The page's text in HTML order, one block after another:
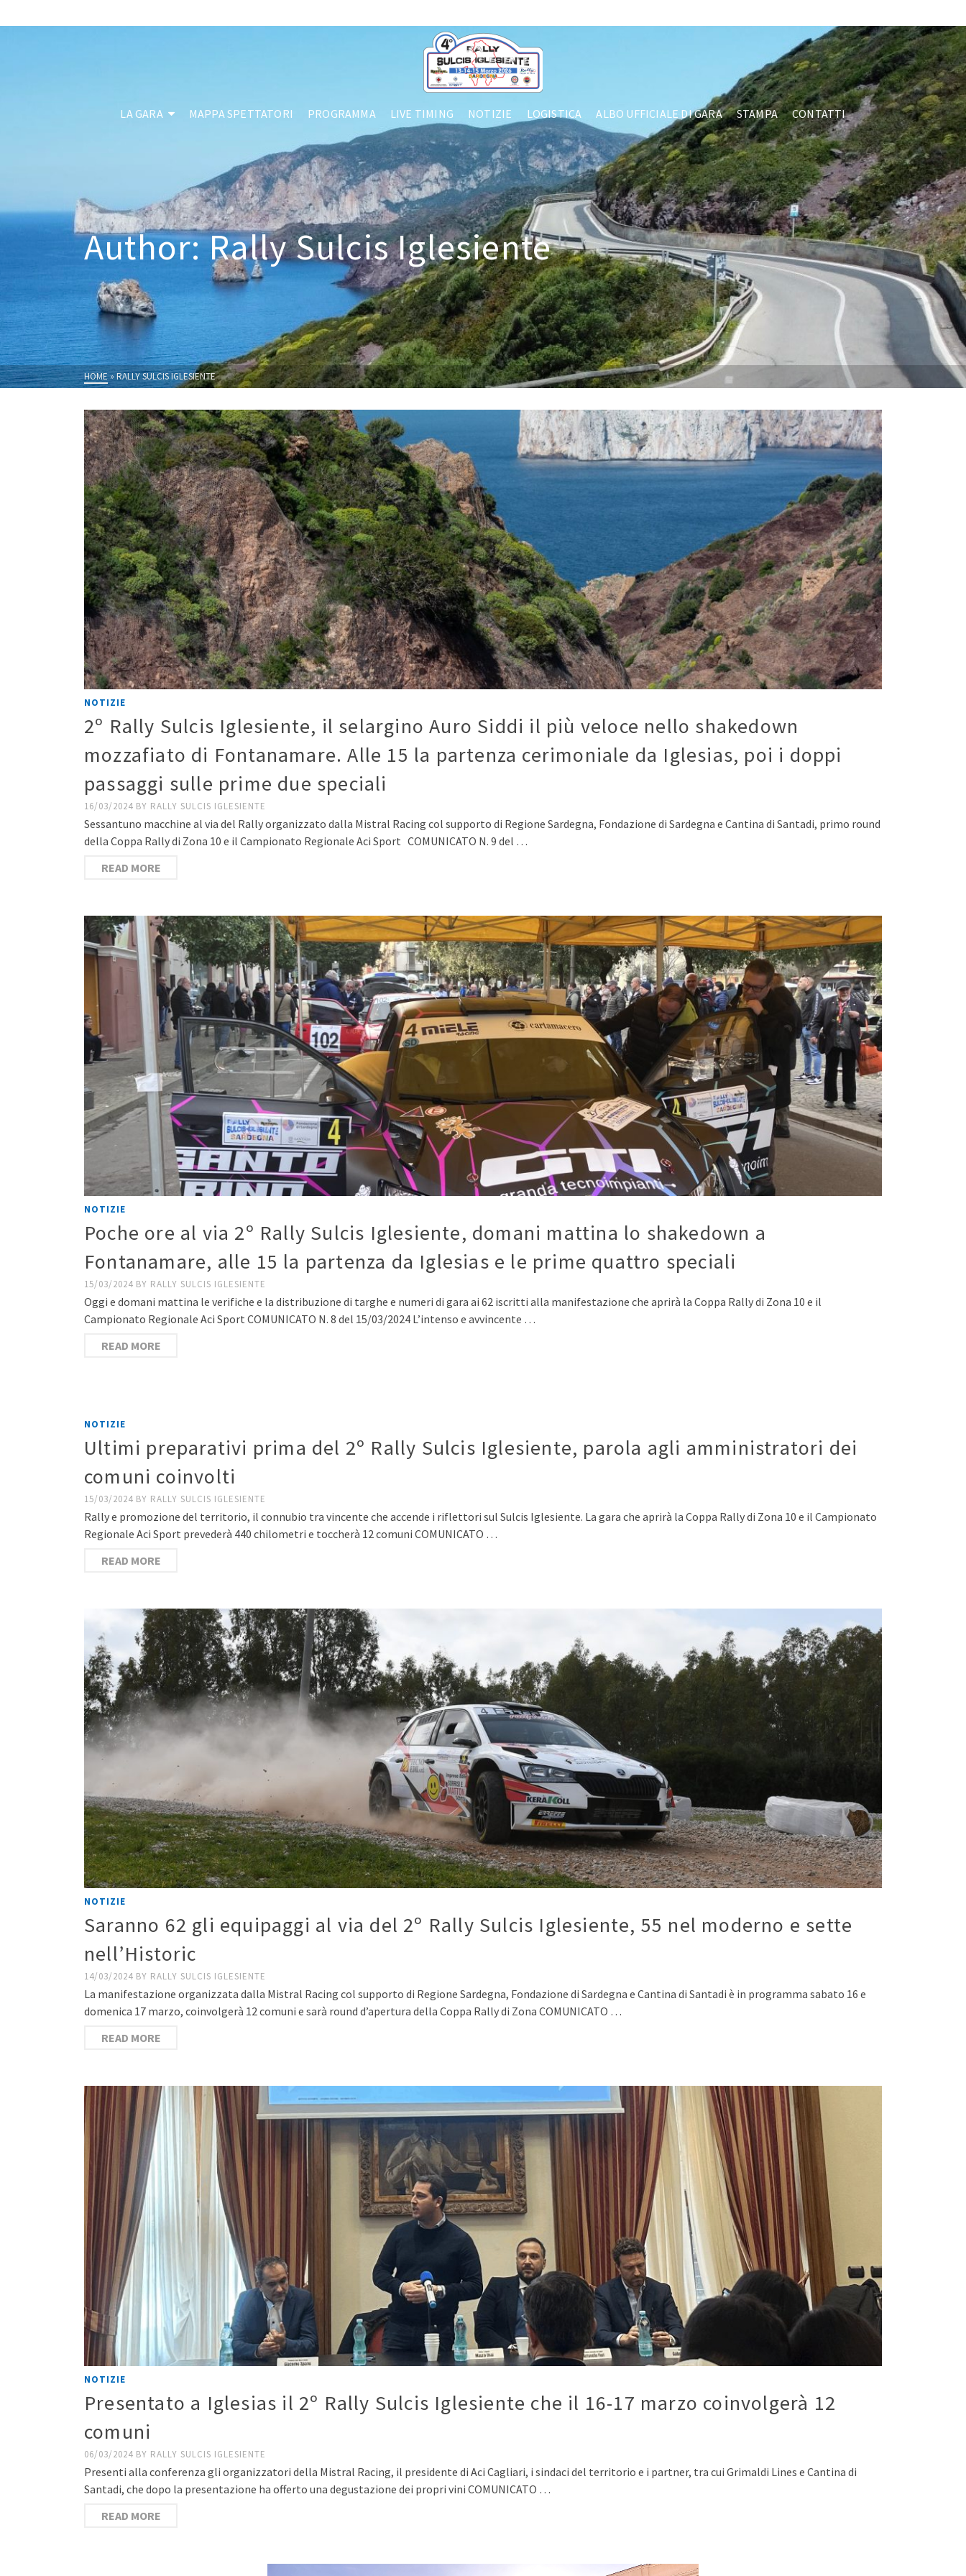
LA GARA MAPPA SPETTATORI PROGRAMMA LIVE TIMING NOTIZIE LOGISTICA ALBO UFFICIALE DI GARA STAMPA CONTATTI
Author: Rally Sulcis Iglesiente
HOME» RALLY SULCIS IGLESIENTE
NOTIZIE
2º Rally Sulcis Iglesiente, il selargino Auro Siddi il più veloce nello shakedown
mozzafiato di Fontanamare. Alle 15 la partenza cerimoniale da Iglesias, poi i doppi
passaggi sulle prime due speciali
16/03/2024 BY RALLY SULCIS IGLESIENTE
Sessantuno macchine al via del Rally organizzato dalla Mistral Racing col supporto di Regione Sardegna, Fondazione di Sardegna e Cantina di Santadi, primo round
della Coppa Rally di Zona 10 e il Campionato Regionale Aci Sport COMUNICATO N. 9 del …
READ MORE
NOTIZIE
Poche ore al via 2º Rally Sulcis Iglesiente, domani mattina lo shakedown a
Fontanamare, alle 15 la partenza da Iglesias e le prime quattro speciali
15/03/2024 BY RALLY SULCIS IGLESIENTE
Oggi e domani mattina le verifiche e la distribuzione di targhe e numeri di gara ai 62 iscritti alla manifestazione che aprirà la Coppa Rally di Zona 10 e il
Campionato Regionale Aci Sport COMUNICATO N. 8 del 15/03/2024 L’intenso e avvincente …
READ MORE
NOTIZIE
Ultimi preparativi prima del 2º Rally Sulcis Iglesiente, parola agli amministratori dei
comuni coinvolti
15/03/2024 BY RALLY SULCIS IGLESIENTE
Rally e promozione del territorio, il connubio tra vincente che accende i riflettori sul Sulcis Iglesiente. La gara che aprirà la Coppa Rally di Zona 10 e il Campionato
Regionale Aci Sport prevederà 440 chilometri e toccherà 12 comuni COMUNICATO …
READ MORE
NOTIZIE
Saranno 62 gli equipaggi al via del 2º Rally Sulcis Iglesiente, 55 nel moderno e sette
nell’Historic
14/03/2024 BY RALLY SULCIS IGLESIENTE
La manifestazione organizzata dalla Mistral Racing col supporto di Regione Sardegna, Fondazione di Sardegna e Cantina di Santadi è in programma sabato 16 e
domenica 17 marzo, coinvolgerà 12 comuni e sarà round d’apertura della Coppa Rally di Zona COMUNICATO …
READ MORE
NOTIZIE
Presentato a Iglesias il 2º Rally Sulcis Iglesiente che il 16-17 marzo coinvolgerà 12
comuni
06/03/2024 BY RALLY SULCIS IGLESIENTE
Presenti alla conferenza gli organizzatori della Mistral Racing, il presidente di Aci Cagliari, i sindaci del territorio e i partner, tra cui Grimaldi Lines e Cantina di
Santadi, che dopo la presentazione ha offerto una degustazione dei propri vini COMUNICATO …
READ MORE